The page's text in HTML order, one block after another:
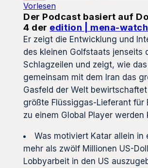
Vorlesen
Der Podcast basiert auf
4 der edition | mena-watch
Er zeigt die Entwicklung und
des kleinen Golfstaats jenseits
Schlagzeilen und zeigt, wie
gemeinsam mit dem Iran das
Gasfeld der Welt
größte Flüssiggas-Lieferant für
zu einem Global Player werden
Was motiviert Katar allein in
mehr als zwölf Millionen US-
Lobbyarbeit in den US